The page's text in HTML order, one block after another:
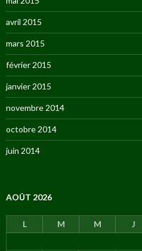
avril 2015
mars 2015
février 2015
janvier 2015
novembre 2014
octobre 2014
juin 2014
AOÛT 2026
L M M J